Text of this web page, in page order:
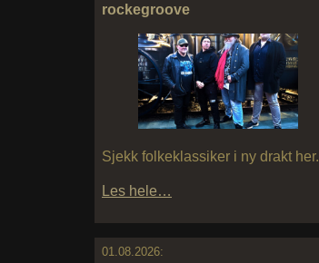
rockegroove
Sjekk folkeklassiker i ny drakt her.
Les hele…
01.08.2026: